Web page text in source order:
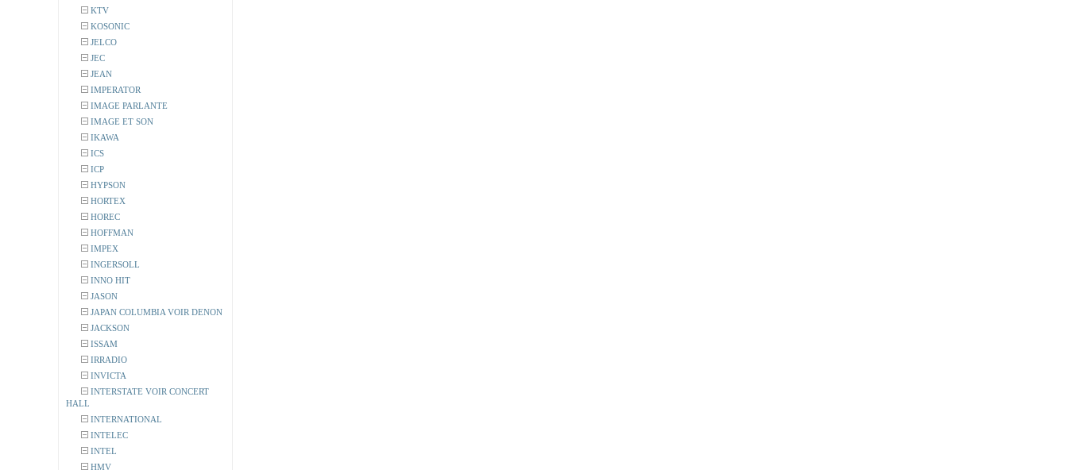
KTV
KOSONIC
JELCO
JEC
JEAN
IMPERATOR
IMAGE PARLANTE
IMAGE ET SON
IKAWA
ICS
ICP
HYPSON
HORTEX
HOREC
HOFFMAN
IMPEX
INGERSOLL
INNO HIT
JASON
JAPAN COLUMBIA VOIR DENON
JACKSON
ISSAM
IRRADIO
INVICTA
INTERSTATE VOIR CONCERT
HALL
INTERNATIONAL
INTELEC
INTEL
HMV